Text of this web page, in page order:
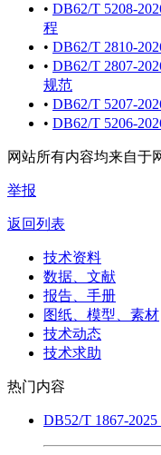
• DB62/T 5208-
程
• DB62/T 2810-
• DB62/T 2807-
规范
• DB62/T 5207-
• DB62/T 5206-
网站所有内容均来自于
举报
返回列表
技术资料
数据、文献
报告、手册
图纸、模型、素材
技术动态
技术求助
热门内容
DB52/T 1867-